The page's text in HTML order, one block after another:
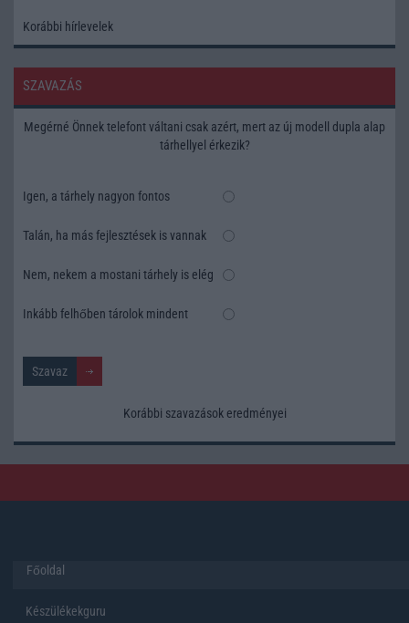
Korábbi hírlevelek
SZAVAZÁS
Megérné Önnek telefont váltani csak azért, mert az új modell dupla alap
tárhellyel érkezik?
Igen, a tárhely nagyon fontos
Talán, ha más fejlesztések is vannak
Nem, nekem a mostani tárhely is elég
Inkább felhőben tárolok mindent
Korábbi szavazások eredményei
Főoldal
Készülékekguru